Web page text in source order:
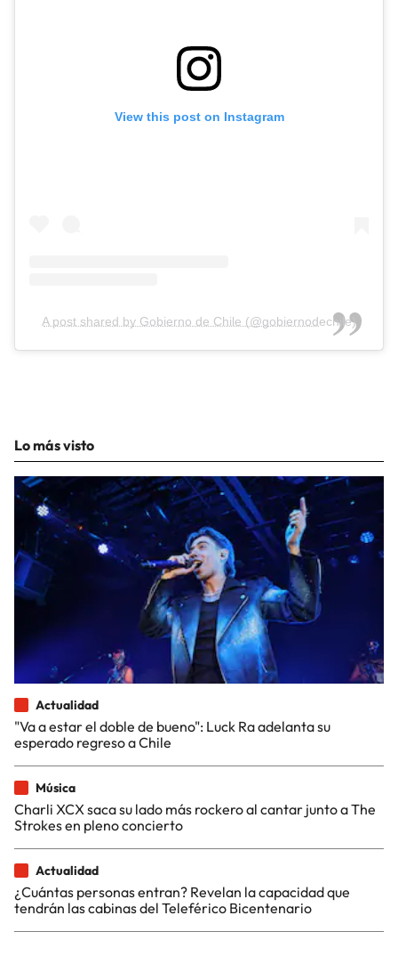
View this post on Instagram
A post shared by Gobierno de Chile (@gobiernodechile)
Lo más visto
Actualidad
"Va a estar el doble de bueno": Luck Ra adelanta su
esperado regreso a Chile
Música
Charli XCX saca su lado más rockero al cantar junto a The
Strokes en pleno concierto
Actualidad
¿Cuántas personas entran? Revelan la capacidad que
tendrán las cabinas del Teleférico Bicentenario